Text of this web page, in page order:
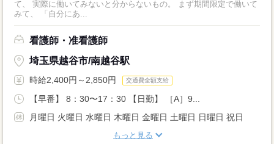
て、 実際に働いてみないと分からないもの。 まず期間限定で働いて
みて、 「自分にあ...
看護師・准看護師
埼玉県越谷市/南越谷駅
時給2,400円～2,850円 交通費全額支給
【早番】 8：30〜17：30 【日勤】 ［A］9...
月曜日 火曜日 水曜日 木曜日 金曜日 土曜日 日曜日 祝日
もっと見る